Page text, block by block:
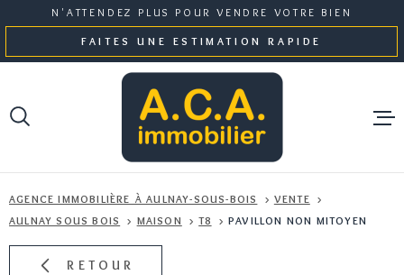
à
la
au
menu
au
contenu
N'ATTENDEZ PLUS POUR VENDRE VOTRE BIEN
FAITES UNE ESTIMATION RAPIDE
AGENCE IMMOBILIÈRE À AULNAY-SOUS-BOIS
VENTE
AULNAY SOUS BOIS
MAISON T8 PAVILLON NON MITOYEN
RETOUR